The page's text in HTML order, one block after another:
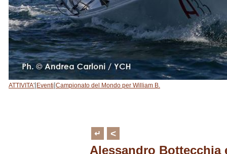
ATTIVITA'| Eventi|Campionato del Mondo per William B.
↵ <
Alessandro Bottecchia